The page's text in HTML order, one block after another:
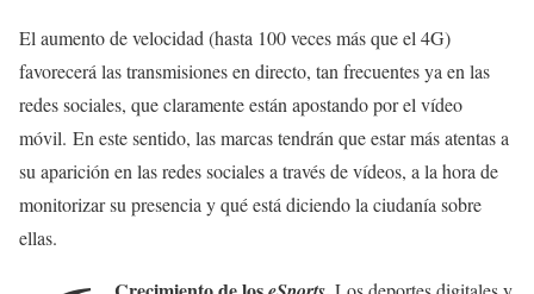
El aumento de velocidad (hasta 100 veces más que el 4G)
favorecerá las transmisiones en directo, tan frecuentes ya en las
redes sociales, que claramente están apostando por el vídeo
móvil. En este sentido, las marcas tendrán que estar más atentas a
su aparición en las redes sociales a través de vídeos, a la hora de
monitorizar su presencia y qué está diciendo la ciudanía sobre
ellas.